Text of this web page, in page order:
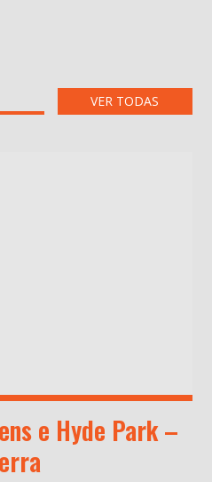
VER TODAS
e Hyde Park –